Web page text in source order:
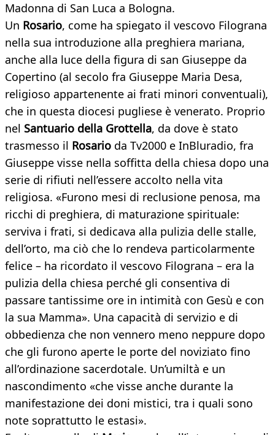
Madonna di San Luca a Bologna.
Un Rosario, come ha spiegato il vescovo Filograna
nella sua introduzione alla preghiera mariana,
anche alla luce della figura di san Giuseppe da
Copertino (al secolo fra Giuseppe Maria Desa,
religioso appartenente ai frati minori conventuali),
che in questa diocesi pugliese è venerato. Proprio
nel Santuario della Grottella, da dove è stato
trasmesso il Rosario da Tv2000 e InBluradio, fra
Giuseppe visse nella soffitta della chiesa dopo una
serie di rifiuti nell’essere accolto nella vita
religiosa. «Furono mesi di reclusione penosa, ma
ricchi di preghiera, di maturazione spirituale:
serviva i frati, si dedicava alla pulizia delle stalle,
dell’orto, ma ciò che lo rendeva particolarmente
felice – ha ricordato il vescovo Filograna – era la
pulizia della chiesa perché gli consentiva di
passare tantissime ore in intimità con Gesù e con
la sua Mamma». Una capacità di servizio e di
obbedienza che non vennero meno neppure dopo
che gli furono aperte le porte del noviziato fino
all’ordinazione sacerdotale. Un’umiltà e un
nascondimento «che visse anche durante la
manifestazione dei doni mistici, tra i quali sono
note soprattutto le estasi».